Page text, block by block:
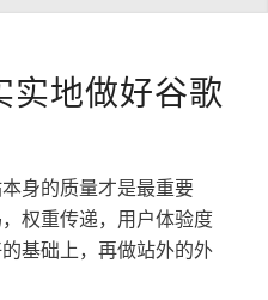
实地做好谷歌
身的质量才是最重要
权重传递，用户体验度
基础上，再做站外的外